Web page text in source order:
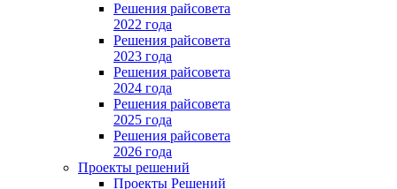
Решения райсовета
2022 года
Решения райсовета
2023 года
Решения райсовета
2024 года
Решения райсовета
2025 года
Решения райсовета
2026 года
Проекты решений
Проекты Решений